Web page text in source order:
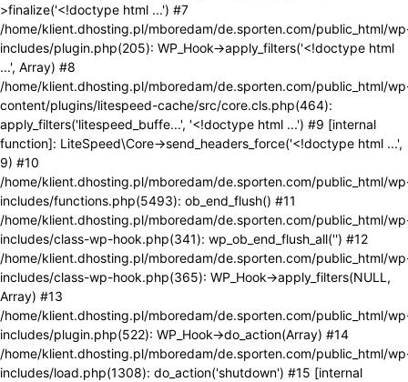
>finalize('<!doctype html ...') #7
/home/klient.dhosting.pl/mboredam/de.sporten.com/public_html/
includes/plugin.php(205): WP_Hook->apply_filters('<!doctype html
...', Array) #8
/home/klient.dhosting.pl/mboredam/de.sporten.com/public_html/
content/plugins/litespeed-cache/src/core.cls.php(464):
apply_filters('litespeed_buffe...', '<!doctype html ...') #9 [internal
function]: LiteSpeed\Core->send_headers_force('<!doctype html ...',
9) #10
/home/klient.dhosting.pl/mboredam/de.sporten.com/public_html/
includes/functions.php(5493): ob_end_flush() #11
/home/klient.dhosting.pl/mboredam/de.sporten.com/public_html/
includes/class-wp-hook.php(341): wp_ob_end_flush_all('') #12
/home/klient.dhosting.pl/mboredam/de.sporten.com/public_html/
includes/class-wp-hook.php(365): WP_Hook->apply_filters(NULL,
Array) #13
/home/klient.dhosting.pl/mboredam/de.sporten.com/public_html/
includes/plugin.php(522): WP_Hook->do_action(Array) #14
/home/klient.dhosting.pl/mboredam/de.sporten.com/public_html/
includes/load.php(1308): do_action('shutdown') #15 [internal